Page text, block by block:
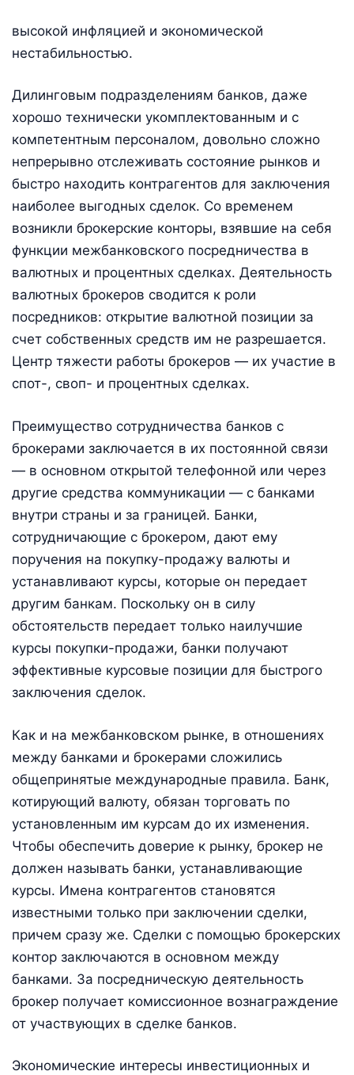
высокой инфляцией и экономической
нестабильностью.
Дилинговым подразделениям банков, даже
хорошо технически укомплектованным и с
компетентным персоналом, довольно сложно
непрерывно отслеживать состояние рынков и
быстро находить контрагентов для заключения
наиболее выгодных сделок. Со временем
возникли брокерские конторы, взявшие на себя
функции межбанковского посредничества в
валютных и процентных сделках. Деятельность
валютных брокеров сводится к роли
посредников: открытие валютной позиции за
счет собственных средств им не разрешается.
Центр тяжести работы брокеров — их участие в
спот-, своп- и процентных сделках.
Преимущество сотрудничества банков с
брокерами заключается в их постоянной связи
— в основном открытой телефонной или через
другие средства коммуникации — с банками
внутри страны и за границей. Банки,
сотрудничающие с брокером, дают ему
поручения на покупку-продажу валюты и
устанавливают курсы, которые он передает
другим банкам. Поскольку он в силу
обстоятельств передает только наилучшие
курсы покупки-продажи, банки получают
эффективные курсовые позиции для быстрого
заключения сделок.
Как и на межбанковском рынке, в отношениях
между банками и брокерами сложились
общепринятые международные правила. Банк,
котирующий валюту, обязан торговать по
установленным им курсам до их изменения.
Чтобы обеспечить доверие к рынку, бро­кер не
должен называть банки, устанавливающие
курсы. Имена контрагентов становятся
известными только при заключении сделки,
причем сразу же. Сделки с помощью брокерских
контор заключаются в основном между
банками. За посредническую деятельность
брокер получает комиссионное вознаграждение
от участвующих в сделке банков.
Экономические интересы инвестиционных и